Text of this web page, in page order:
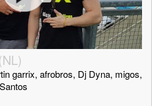
NL)
garrix, afrobros, Dj Dyna, migos,